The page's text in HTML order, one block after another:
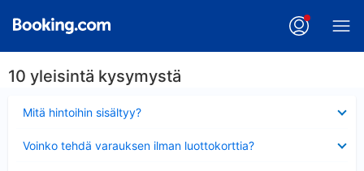
10 yleisintä kysymystä
Mitä hintoihin sisältyy?
Voinko tehdä varauksen ilman luottokorttia?